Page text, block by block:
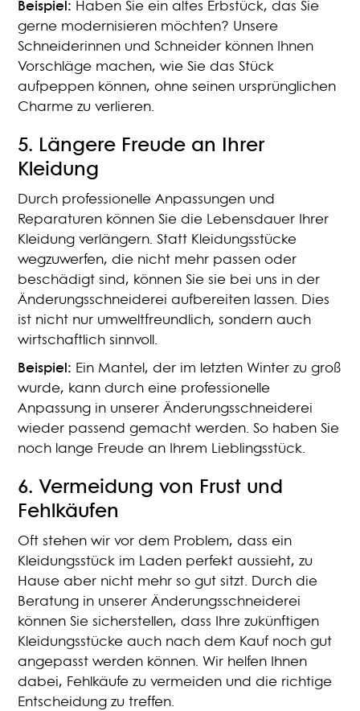
Beispiel: Haben Sie ein altes Erbstück, das Sie
gerne modernisieren möchten? Unsere
Schneiderinnen und Schneider können Ihnen
Vorschläge machen, wie Sie das Stück
aufpeppen können, ohne seinen ursprünglichen
Charme zu verlieren.
5. Längere Freude an Ihrer
Kleidung
Durch professionelle Anpassungen und
Reparaturen können Sie die Lebensdauer Ihrer
Kleidung verlängern. Statt Kleidungsstücke
wegzuwerfen, die nicht mehr passen oder
beschädigt sind, können Sie sie bei uns in der
Änderungsschneiderei aufbereiten lassen. Dies
ist nicht nur umweltfreundlich, sondern auch
wirtschaftlich sinnvoll.
Beispiel: Ein Mantel, der im letzten Winter zu groß
wurde, kann durch eine professionelle
Anpassung in unserer Änderungsschneiderei
wieder passend gemacht werden. So haben Sie
noch lange Freude an Ihrem Lieblingsstück.
6.Vermeidung von Frust und
Fehlkäufen
Oft stehen wir vor dem Problem, dass ein
Kleidungsstück im Laden perfekt aussieht, zu
Hause aber nicht mehr so gut sitzt. Durch die
Beratung in unserer Änderungsschneiderei
können Sie sicherstellen, dass Ihre zukünftigen
Kleidungsstücke auch nach dem Kauf noch gut
angepasst werden können. Wir helfen Ihnen
dabei, Fehlkäufe zu vermeiden und die richtige
Entscheidung zu treffen.